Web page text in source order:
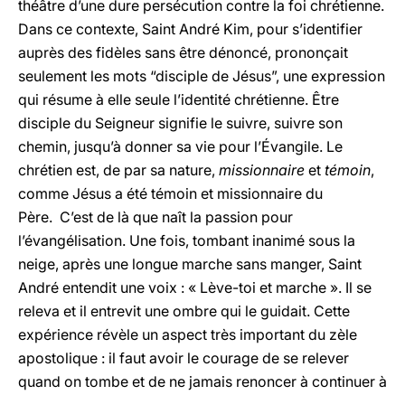
théâtre d’une dure persécution contre la foi chrétienne.
Dans ce contexte, Saint André Kim, pour s’identifier
auprès des fidèles sans être dénoncé, prononçait
seulement les mots “disciple de Jésus”, une expression
qui résume à elle seule l’identité chrétienne. Être
disciple du Seigneur signifie le suivre, suivre son
chemin, jusqu’à donner sa vie pour l’Évangile. Le
chrétien est, de par sa nature, missionnaire et témoin,
comme Jésus a été témoin et missionnaire du
Père. C’est de là que naît la passion pour
l’évangélisation. Une fois, tombant inanimé sous la
neige, après une longue marche sans manger, Saint
André entendit une voix : « Lève-toi et marche ». Il se
releva et il entrevit une ombre qui le guidait. Cette
expérience révèle un aspect très important du zèle
apostolique : il faut avoir le courage de se relever
quand on tombe et de ne jamais renoncer à continuer à